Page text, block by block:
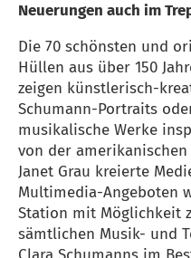
Neuerungen auch im
Die 70 schönsten und
Hüllen aus über 150
zeigen künstlerisch-
Schumann-Portraits
musikalische Werke
von der
Janet Grau kreierte
Multimedia-Angeboten
Station mit Möglichkeit
sämtlichen Musik- und